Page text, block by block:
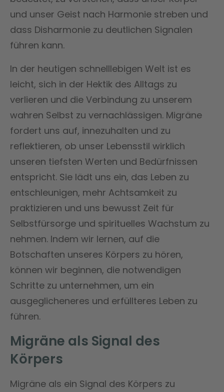
und unser Geist nach Harmonie streben und
dass Disharmonie zu deutlichen Signalen
führen kann.
In der heutigen schnelllebigen Welt ist es
leicht, sich in der Hektik des Alltags zu
verlieren und die Verbindung zu unserem
wahren Selbst zu vernachlässigen. Migräne
fordert uns auf, innezuhalten und zu
reflektieren, ob unser Lebensstil wirklich
unseren tiefsten Werten und Bedürfnissen
entspricht. Sie lädt uns ein, das Leben zu
entschleunigen, mehr Achtsamkeit zu
praktizieren und uns bewusst Zeit für
Selbstfürsorge und spirituelles Wachstum zu
nehmen. Indem wir lernen, auf die
Botschaften unseres Körpers zu hören,
können wir beginnen, die notwendigen
Schritte zu unternehmen, um ein
ausgeglicheneres und erfüllteres Leben zu
führen.
Migräne als Signal des
Körpers
Migräne als ein Signal des Körpers zu